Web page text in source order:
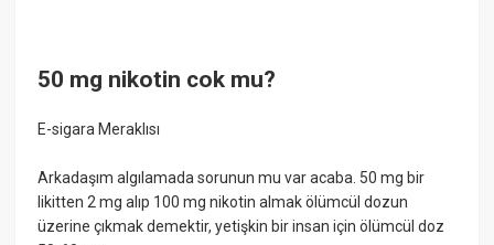
50 mg nikotin cok mu?
E-sigara Meraklısı
Arkadaşım algılamada sorunun mu var acaba. 50 mg bir
likitten 2 mg alıp 100 mg nikotin almak ölümcül dozun
üzerine çıkmak demektir, yetişkin bir insan için ölümcül doz